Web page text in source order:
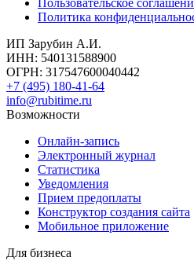
Пользовательское
Политика
ИП Зарубин А.И.
ИНН: 540131588900
ОГРН: 317547600040442
+7 (495) 180-41-64
info@rubitime.ru
Возможности
Онлайн-запись
Электронный журнал
Статистика
Уведомления
Прием предоплаты
Конструктор создания сайта
Мобильное приложение
Для бизнеса